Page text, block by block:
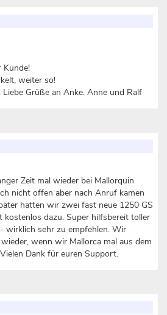
Kunde!
weiter so!
Grüße an Anke. Anne und Ralf
Zeit mal wieder bei Mallorquin
nicht offen aber nach Anruf kamen
hatten wir zwei fast neue 1250 GS
kostenlos dazu. Super hilfsbereit toller
wirklich sehr zu empfehlen. Wir
wenn wir Mallorca mal aus dem
Dank für euren Support.